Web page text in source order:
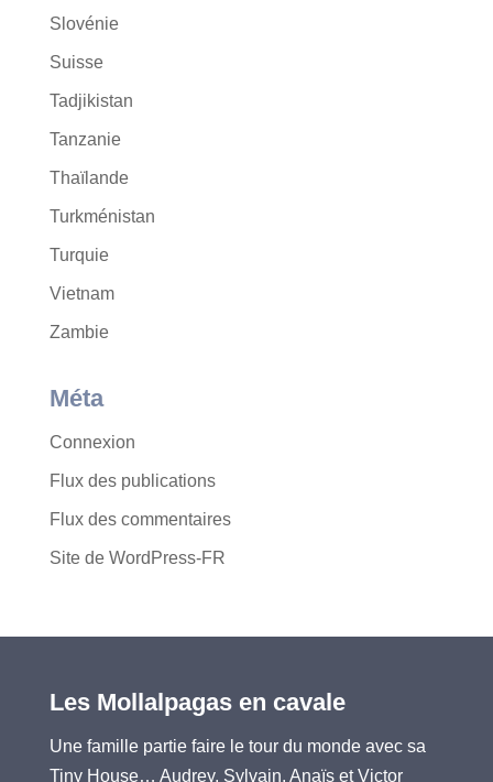
Slovénie
Suisse
Tadjikistan
Tanzanie
Thaïlande
Turkménistan
Turquie
Vietnam
Zambie
Méta
Connexion
Flux des publications
Flux des commentaires
Site de WordPress-FR
Les Mollalpagas en cavale
Une famille partie faire le tour du monde avec sa
Tiny House… Audrey, Sylvain, Anaïs et Victor